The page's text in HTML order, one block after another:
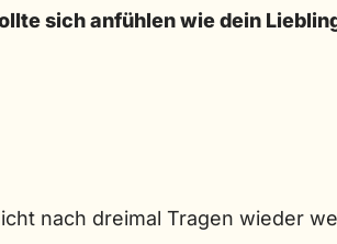
sich anfühlen wie dein
nach dreimal Tragen wieder